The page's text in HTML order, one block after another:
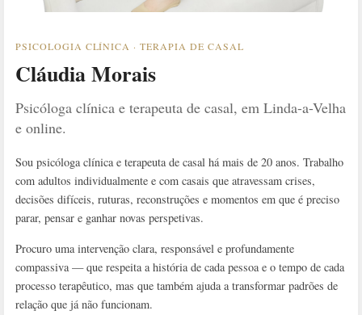
PSICOLOGIA CLÍNICA · TERAPIA DE CASAL
Cláudia Morais
Psicóloga clínica e terapeuta de casal, em Linda-a-Velha
e online.
Sou psicóloga clínica e terapeuta de casal há mais de 20 anos. Trabalho
com adultos individualmente e com casais que atravessam crises,
decisões difíceis, ruturas, reconstruções e momentos em que é preciso
parar, pensar e ganhar novas perspetivas.
Procuro uma intervenção clara, responsável e profundamente
compassiva — que respeita a história de cada pessoa e o tempo de cada
processo terapêutico, mas que também ajuda a transformar padrões de
relação que já não funcionam.